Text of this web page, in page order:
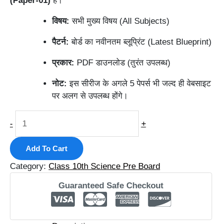
विषय: सभी मुख्य विषय (All Subjects)
पैटर्न: बोर्ड का नवीनतम ब्लूप्रिंट (Latest Blueprint)
प्रकार: PDF डाउनलोड (तुरंत उपलब्ध)
नोट: इस सीरीज के अगले 5 पेपर्स भी जल्द ही वेबसाइट
पर अलग से उपलब्ध होंगे।
- +
Add To Cart
Category: Class 10th Science Pre Board
Guaranteed Safe Checkout